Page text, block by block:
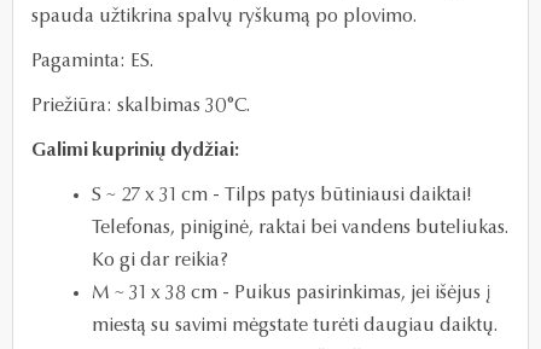
spauda užtikrina spalvų ryškumą po plovimo.
Pagaminta: ES.
Priežiūra: skalbimas 30°C.
Galimi kuprinių dydžiai:
S ~ 27 x 31 cm - Tilps patys būtiniausi daiktai!
Telefonas, piniginė, raktai bei vandens buteliukas.
Ko gi dar reikia?
M ~ 31 x 38 cm - Puikus pasirinkimas, jei išėjus į
miestą su savimi mėgstate turėti daugiau daiktų.